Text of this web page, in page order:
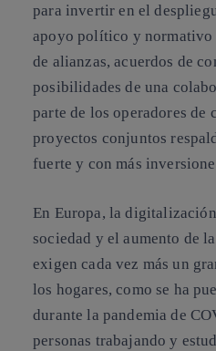
para invertir en el
apoyo político y normativo
de alianzas, acuerdos de
posibilidades de una
parte de los operadores de
proyectos conjuntos
fuerte y con más
En Europa, la
sociedad y el aumento de
exigen cada vez más un
los hogares, como se ha
durante la pandemia de
personas trabajando y